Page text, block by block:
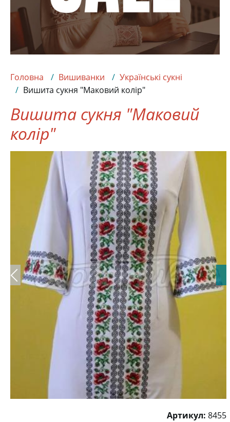
Головна Вишиванки
Українські сукні
Вишита сукня "Маковий колір"
Вишита сукня "Маковий
колір"
Артикул: 8455